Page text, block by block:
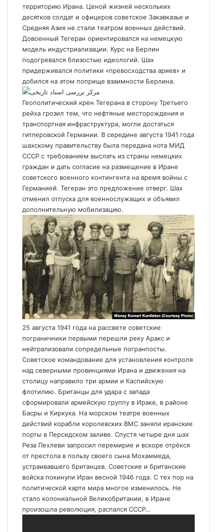
территорию Ирана. Ценой жизней нескольких
десятков солдат и офицеров советское Закавказье и
Средняя Азия не стали театром военных действий.
Довоенный Тегеран ориентировался на немецкую
модель индустриализации. Курс на Берлин
подогревался близостью идеологий. Шах
придерживался политики «превосходства ариев» и
добился на этом поприще взаимности Берлина.
Геополитический крен Тегерана в сторону Третьего
рейха грозил тем, что нефтяные месторождения и
транспортная инфраструктура, могли достаться
гитлеровской Германии. В середине августа 1941 года
шахскому правительству была передана нота МИД
СССР с требованием выслать из страны немецких
граждан и дать согласие на размещение в Иране
советского военного контингента на время войны с
Германией. Тегеран это предложение отверг. Шах
отменил отпуска для военнослужащих и объявил
дополнительную мобилизацию.
25 августа 1941 года на рассвете советские
пограничники первыми перешли реку Аракс и
нейтрализовали сопредельные погранпосты.
Советское командование для установления контроля
над северными провинциями Ирана и движения на
столицу направило три армии и Каспийскую
флотилию. Британцы для удара с запада
сформировали армейскую группу в Ираке, в районе
Басры и Киркука. На морском театре военных
действий корабли королевских ВМС заняли иранские
порты в Персидском заливе. Спустя четыре дня шах
Реза Пехлеви запросил перемирие и вскоре отрёкся
от престола в пользу своего сына Мохаммеда,
устраивавшего британцев. Советские и британские
войска покинули Иран весной 1946 года. С тех пор на
политической карте мира многое изменилось. Не
стало колониальной Великобритании, в Иране
произошла революция, распался СССР…